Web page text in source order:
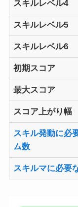
スキルレベル4
スキルレベル5
スキルレベル6
初期スコア
最大スコア
スコア上がり幅
スキル発動に必
ム数
スキルマに必要